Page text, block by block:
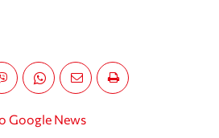
Google News